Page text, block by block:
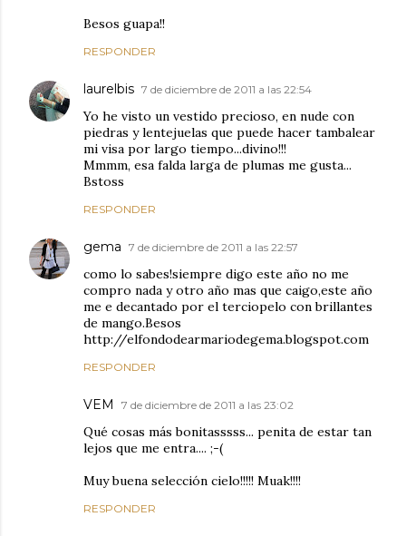
Besos guapa!!
RESPONDER
laurelbis 7 de diciembre de 2011 a las 22:54
Yo he visto un vestido precioso, en nude con
piedras y lentejuelas que puede hacer tambalear
mi visa por largo tiempo...divino!!!
Mmmm, esa falda larga de plumas me gusta...
Bstoss
RESPONDER
gema 7 de diciembre de 2011 a las 22:57
como lo sabes!siempre digo este año no me
compro nada y otro año mas que caigo,este año
me e decantado por el terciopelo con brillantes
de mango.Besos
http://elfondodearmariodegema.blogspot.com
RESPONDER
VEM 7 de diciembre de 2011 a las 23:02
Qué cosas más bonitasssss... penita de estar tan
lejos que me entra.... ;-(
Muy buena selección cielo!!!!! Muak!!!!
RESPONDER